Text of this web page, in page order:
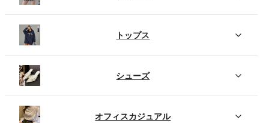
トップス
シューズ
オフィスカジュアル